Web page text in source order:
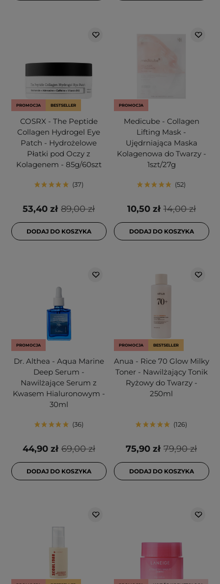
PROMOCJA BESTSELLER
COSRX - The Peptide
Collagen Hydrogel Eye
Patch - Hydrożelowe
Płatki pod Oczy z
Kolagenem - 85g/60szt
37
89,00 zł
53,40 zł
DODAJ DO KOSZYKA
PROMOCJA
Medicube - Collagen
Lifting Mask -
Ujędrniająca Maska
Kolagenowa do Twarzy -
1szt/27g
52
14,00 zł
10,50 zł
DODAJ DO KOSZYKA
PROMOCJA
Dr. Althea - Aqua Marine
Deep Serum -
Nawilżające Serum z
Kwasem Hialuronowym -
30ml
36
69,00 zł
44,90 zł
DODAJ DO KOSZYKA
PROMOCJA BESTSELLER
Anua - Rice 70 Glow Milky
Toner - Nawilżający Tonik
Ryżowy do Twarzy -
250ml
126
79,90 zł
75,90 zł
DODAJ DO KOSZYKA